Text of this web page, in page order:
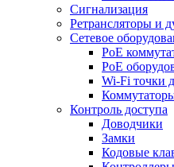
Сигнализация
Ретрансляторы и
Сетевое
PoE
PoE
Wi-Fi точки
Контроль доступа
Доводчики
Замки
Кодовые